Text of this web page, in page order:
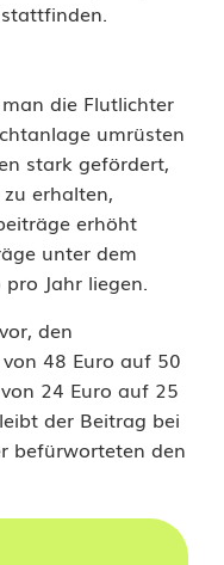
die Flutlichter
umrüsten
stark gefördert,
erhalten,
erhöht
unter dem
Jahr liegen.
den
48 Euro auf 50
24 Euro auf 25
der Beitrag bei
befürworteten den